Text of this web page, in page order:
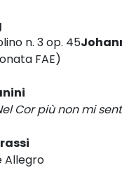
n. 3 op. 45
FAE)
Cor più non mi
Allegro